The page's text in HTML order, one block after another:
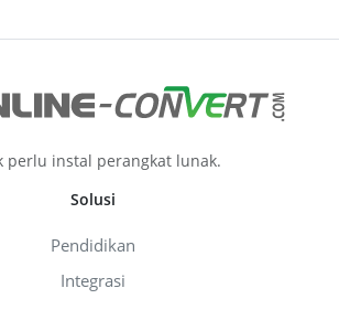
perlu instal perangkat lunak.
Solusi
Pendidikan
Integrasi